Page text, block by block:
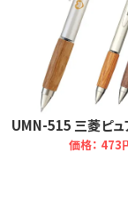
UMN-515 三菱ピュ
価格： 473